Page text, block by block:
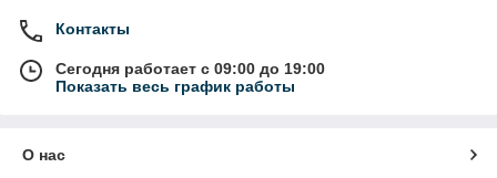
Контакты
Сегодня работает с 09:00 до 19:00
Показать весь график работы
О нас